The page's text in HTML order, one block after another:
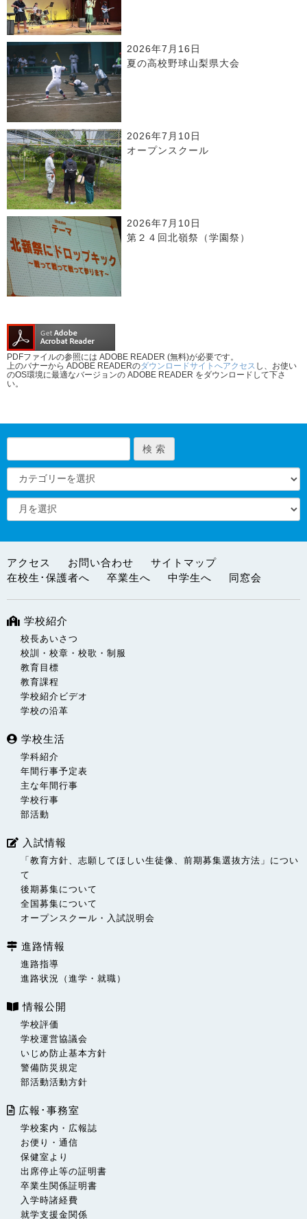
2026年7月16日
夏の高校野球山梨県大会
2026年7月10日
オープンスクール
2026年7月10日
第２４回北嶺祭（学園祭）
PDFファイルの参照には ADOBE READER (無料)が必要です。
上のバナーから ADOBE READERのダウンロードサイトへアクセス し、お使い
のOS環境に最適なバージョンの ADOBE READER をダウンロードして下さ
い。
アクセス お問い合わせ
サイトマップ
在校生･保護者へ
卒業生へ 中学生へ 同窓会
学校紹介
校長あいさつ
校訓・校章・校歌・制服
教育目標
教育課程
学校紹介ビデオ
学校の沿革
学校生活
学科紹介
年間行事予定表
主な年間行事
学校行事
部活動
入試情報
「教育方針、志願してほしい生徒像、前期募集選抜方法」につい
て
後期募集について
全国募集について
オープンスクール・入試説明会
進路情報
進路指導
進路状況（進学・就職）
情報公開
学校評価
学校運営協議会
いじめ防止基本方針
警備防災規定
部活動活動方針
広報･事務室
学校案内・広報誌
お便り・通信
保健室より
出席停止等の証明書
卒業生関係証明書
入学時諸経費
就学支援金関係